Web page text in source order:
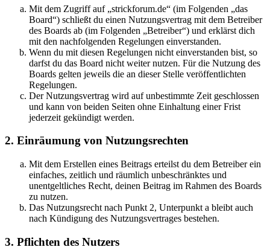
Mit dem Zugriff auf „strickforum.de“ (im Folgenden „das
Board“) schließt du einen Nutzungsvertrag mit dem Betreiber
des Boards ab (im Folgenden „Betreiber“) und erklärst dich
mit den nachfolgenden Regelungen einverstanden.
Wenn du mit diesen Regelungen nicht einverstanden bist, so
darfst du das Board nicht weiter nutzen. Für die Nutzung des
Boards gelten jeweils die an dieser Stelle veröffentlichten
Regelungen.
Der Nutzungsvertrag wird auf unbestimmte Zeit geschlossen
und kann von beiden Seiten ohne Einhaltung einer Frist
jederzeit gekündigt werden.
2. Einräumung von Nutzungsrechten
Mit dem Erstellen eines Beitrags erteilst du dem Betreiber ein
einfaches, zeitlich und räumlich unbeschränktes und
unentgeltliches Recht, deinen Beitrag im Rahmen des Boards
zu nutzen.
Das Nutzungsrecht nach Punkt 2, Unterpunkt a bleibt auch
nach Kündigung des Nutzungsvertrages bestehen.
3. Pflichten des Nutzers